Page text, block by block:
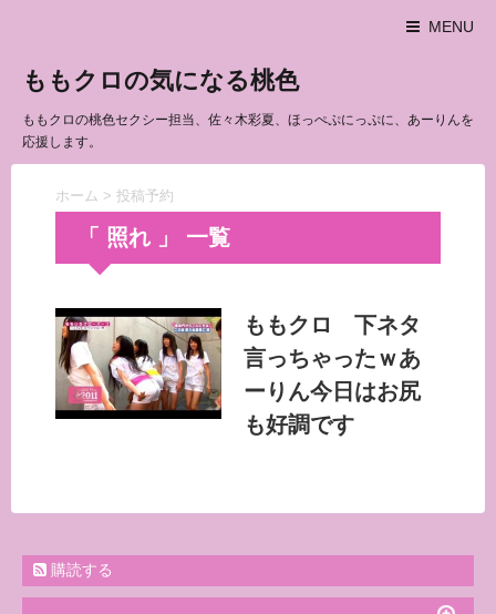
MENU
ももクロの気になる桃色
ももクロの桃色セクシー担当、佐々木彩夏、ほっぺぷにっぷに、あーりんを
応援します。
ホーム > 投稿予約
「 照れ 」 一覧
ももクロ 下ネタ
言っちゃったｗあ
ーりん今日はお尻
も好調です
購読する